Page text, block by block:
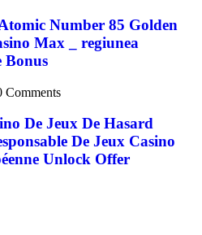
Number 85 Golden
Max _ regiunea
Bonus
Comments
De Jeux De Hasard
De Jeux Casino
Unlock Offer